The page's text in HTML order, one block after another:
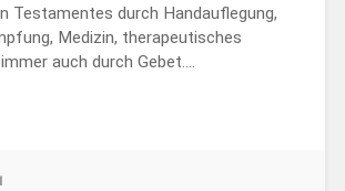
Testamentes durch Handauflegung,
Medizin, therapeutisches
auch durch Gebet….